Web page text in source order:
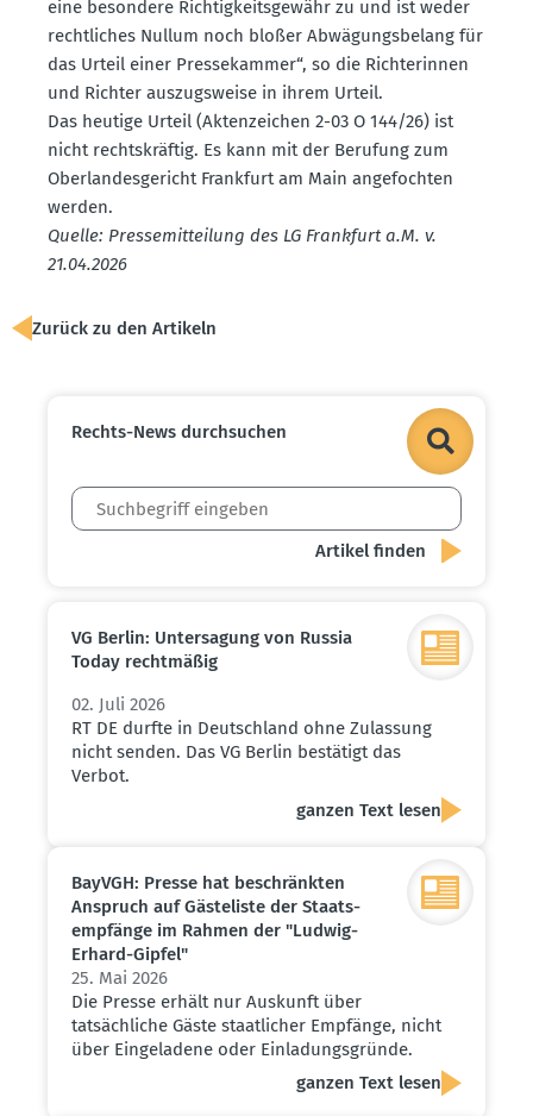
eine besondere Richtig­keits­gewähr zu und ist weder
recht­liches Nullum noch bloßer Abwägungs­belang für
das Urteil einer Presse­kammer“, so die Richte­rinnen
und Richter auszugs­weise in ihrem Urteil.
Das heutige Urteil (Akten­zeichen 2-03 O 144/26) ist
nicht rechts­kräftig. Es kann mit der Berufung zum
Oberlan­des­ge­richt Frankfurt am Main angefochten
werden.
Quelle: Presse­mit­teilung des LG Frankfurt a.M. v.
21.04.2026
Zurück zu den Artikeln
Rechts-News durch­suchen
VG Berlin: Unter­sagung von Russia
Today recht­mäßig
02. Juli 2026
RT DE durfte in Deutschland ohne Zulassung
nicht senden. Das VG Berlin bestätigt das
Verbot.
ganzen Text lesen
BayVGH: Presse hat beschränkten
Anspruch auf Gäste­liste der Staats­
emp­fänge im Rahmen der "Ludwig-
Erhard-Gipfel"
25. Mai 2026
Die Presse erhält nur Auskunft über
tatsächliche Gäste staatlicher Empfänge, nicht
über Eingeladene oder Einladungsgründe.
ganzen Text lesen